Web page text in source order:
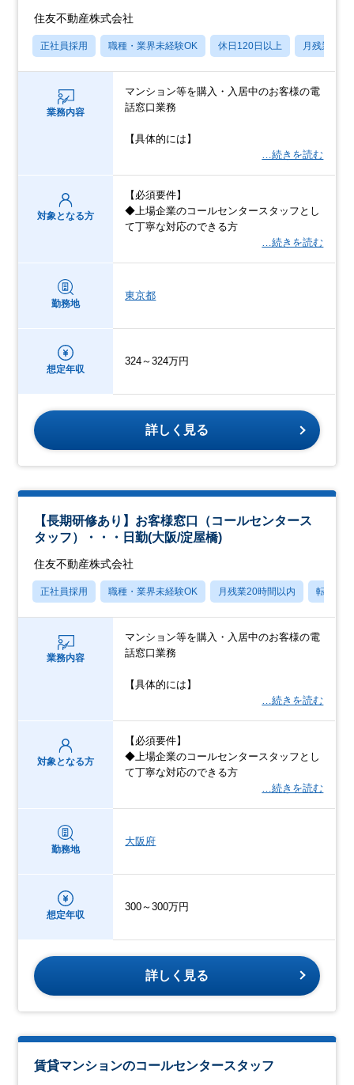
住友不動産株式会社
正社員採用 職種・業界未経験OK 休日120日以上 月残業20
業務内容
マンション等を購入・入居中のお客様の電
話窓口業務
【具体的には】
…続きを読む
対象となる方
【必須要件】
◆上場企業のコールセンタースタッフとし
て丁寧な対応のできる方
…続きを読む
勤務地
東京都
想定年収
324～324万円
詳しく見る
【長期研修あり】お客様窓口（コールセンタース
タッフ）・・・日勤(大阪/淀屋橋)
住友不動産株式会社
正社員採用 職種・業界未経験OK 月残業20時間以内 転勤なし
業務内容
マンション等を購入・入居中のお客様の電
話窓口業務
【具体的には】
…続きを読む
対象となる方
【必須要件】
◆上場企業のコールセンタースタッフとし
て丁寧な対応のできる方
…続きを読む
勤務地
大阪府
想定年収
300～300万円
詳しく見る
賃貸マンションのコールセンタースタッフ